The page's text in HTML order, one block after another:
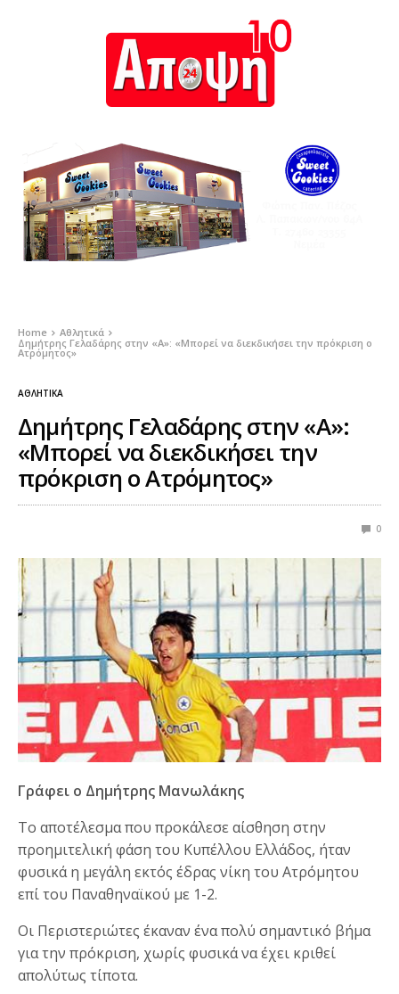
Home
Αθλητικά
Δημήτρης Γελαδάρης στην «Α»: «Μπορεί να διεκδικήσει την πρόκριση ο
Ατρόμητος»
ΑΘΛΗΤΙΚΆ
Δημήτρης Γελαδάρης στην «Α»:
«Μπορεί να διεκδικήσει την
πρόκριση ο Ατρόμητος»
0
Γράφει ο Δημήτρης Μανωλάκης
Το αποτέλεσμα που προκάλεσε αίσθηση στην
προημιτελική φάση του Κυπέλλου Ελλάδος, ήταν
φυσικά η μεγάλη εκτός έδρας νίκη του Ατρόμητου
επί του Παναθηναϊκού με 1-2.
Οι Περιστεριώτες έκαναν ένα πολύ σημαντικό βήμα
για την πρόκριση, χωρίς φυσικά να έχει κριθεί
απολύτως τίποτα.